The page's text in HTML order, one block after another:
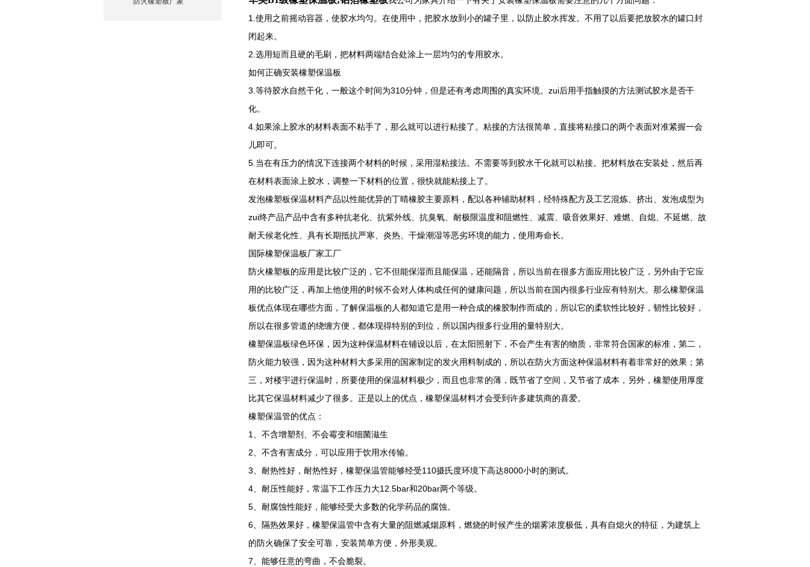
1.使用之前摇动容器，使胶水均匀。在使用中，把胶水放到小的罐子里，以防止胶水挥发。不用了以后要把放胶水的罐口封
闭起来。
2.选用短而且硬的毛刷，把材料两端结合处涂上一层均匀的专用胶水。
如何正确安装橡塑保温板
3.等待胶水自然干化，一般这个时间为310分钟，但是还有考虑周围的真实环境。zui后用手指触摸的方法测试胶水是否干
化。
4.如果涂上胶水的材料表面不粘手了，那么就可以进行粘接了。粘接的方法很简单，直接将粘接口的两个表面对准紧握一会
儿即可。
5.当在有压力的情况下连接两个材料的时候，采用湿粘接法。不需要等到胶水干化就可以粘接。把材料放在安装处，然后再
在材料表面涂上胶水，调整一下材料的位置，很快就能粘接上了。
发泡橡塑板保温材料产品以性能优异的丁晴橡胶主要原料，配以各种辅助材料，经特殊配方及工艺混炼、挤出、发泡成型为
zui终产品产品中含有多种抗老化、抗紫外线、抗臭氧、耐极限温度和阻燃性、减震、吸音效果好、难燃、自熄、不延燃、故
耐天候老化性、具有长期抵抗严寒、炎热、干燥潮湿等恶劣环境的能力，使用寿命长。
国际橡塑保温板厂家工厂
防火橡塑板的应用是比较广泛的，它不但能保湿而且能保温，还能隔音，所以当前在很多方面应用比较广泛，另外由于它应
用的比较广泛，再加上他使用的时候不会对人体构成任何的健康问题，所以当前在国内很多行业应有特别大。那么橡塑保温
板优点体现在哪些方面，了解保温板的人都知道它是用一种合成的橡胶制作而成的，所以它的柔软性比较好，韧性比较好，
所以在很多管道的绕缠方便，都体现得特别的到位，所以国内很多行业用的量特别大。
橡塑保温板绿色环保，因为这种保温材料在铺设以后，在太阳照射下，不会产生有害的物质，非常符合国家的标准，第二，
防火能力较强，因为这种材料大多采用的国家制定的发火用料制成的，所以在防火方面这种保温材料有着非常好的效果；第
三，对楼宇进行保温时，所要使用的保温材料极少，而且也非常的薄，既节省了空间，又节省了成本，另外，橡塑使用厚度
比其它保温材料减少了很多。正是以上的优点，橡塑保温材料才会受到许多建筑商的喜爱。
橡塑保温管的优点：
1、不含增塑剂、不会霉变和细菌滋生
2、不含有害成分，可以应用于饮用水传输。
3、耐热性好，耐热性好，橡塑保温管能够经受110摄氏度环境下高达8000小时的测试。
4、耐压性能好，常温下工作压力大12.5bar和20bar两个等级。
5、耐腐蚀性能好，能够经受大多数的化学药品的腐蚀。
6、隔热效果好，橡塑保温管中含有大量的阻燃减烟原料，燃烧的时候产生的烟雾浓度极低，具有自熄火的特征，为建筑上
的防火确保了安全可靠，安装简单方便，外形美观。
7、能够任意的弯曲，不会脆裂。